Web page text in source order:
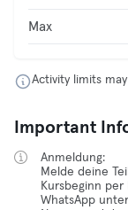
Max
Activity limits
Important
Anmeldung:
Melde deine
Kursbeginn
WhatsApp